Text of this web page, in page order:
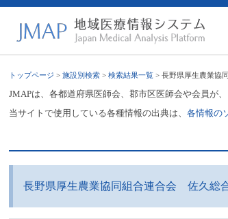
トップページ >施設別検索 >検索結果一覧 > 長野県厚生農業協
JMAPは、各都道府県医師会、郡市区医師会や会員が
当サイトで使用している各種情報の出典は、各情報の
長野県厚生農業協同組合連合会 佐久総